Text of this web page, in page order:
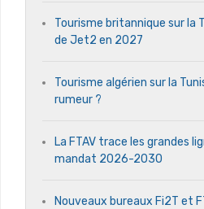
Tourisme britannique sur la
de Jet2 en 2027
Tourisme algérien sur la
rumeur ?
La FTAV trace les grandes
mandat 2026-2030
Nouveaux bureaux Fi2T et